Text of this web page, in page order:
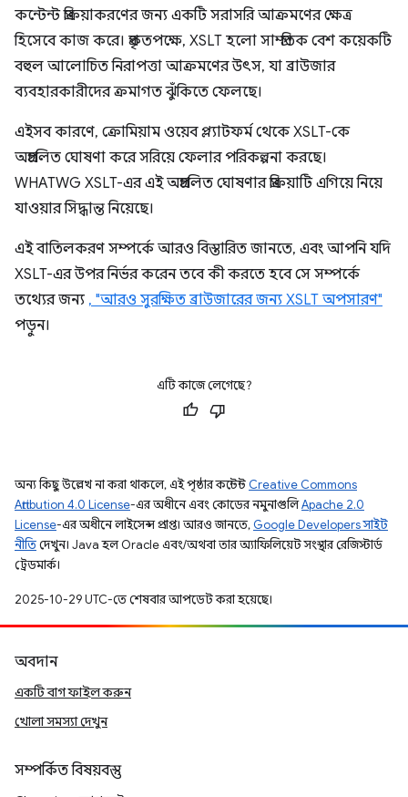
কন্টেন্ট প্রক্রিয়াকরণের জন্য একটি সরাসরি আক্রমণের ক্ষেত্র
হিসেবে কাজ করে। প্রকৃতপক্ষে, XSLT হলো সাম্প্রতিক বেশ কয়েকটি
বহুল আলোচিত নিরাপত্তা আক্রমণের উৎস, যা ব্রাউজার
ব্যবহারকারীদের ক্রমাগত ঝুঁকিতে ফেলছে।
এইসব কারণে, ক্রোমিয়াম ওয়েব প্ল্যাটফর্ম থেকে XSLT-কে
অপ্রচলিত ঘোষণা করে সরিয়ে ফেলার পরিকল্পনা করছে।
WHATWG XSLT-এর এই অপ্রচলিত ঘোষণার প্রক্রিয়াটি এগিয়ে নিয়ে
যাওয়ার সিদ্ধান্ত নিয়েছে।
এই বাতিলকরণ সম্পর্কে আরও বিস্তারিত জানতে, এবং আপনি যদি
XSLT-এর উপর নির্ভর করেন তবে কী করতে হবে সে সম্পর্কে
তথ্যের জন্য , "আরও সুরক্ষিত ব্রাউজারের জন্য XSLT অপসারণ"
পড়ুন।
এটি কাজে লেগেছে?
অন্য কিছু উল্লেখ না করা থাকলে, এই পৃষ্ঠার কন্টেন্ট Creative Commons
Attribution 4.0 License-এর অধীনে এবং কোডের নমুনাগুলিApache 2.0
License-এর অধীনে লাইসেন্স প্রাপ্ত। আরও জানতে, Google Developers সাইট
নীতিদেখুন। Java হল Oracle এবং/অথবা তার অ্যাফিলিয়েট সংস্থার রেজিস্টার্ড
ট্রেডমার্ক।
2025-10-29 UTC-তে শেষবার আপডেট করা হয়েছে।
অবদান
একটি বাগ ফাইল করুন
খোলা সমস্যা দেখুন
সম্পর্কিত বিষয়বস্তু